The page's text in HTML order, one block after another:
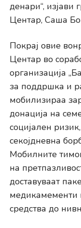
денари“,
Центар, Саша
Покрај овие
Центар во
организација
за поддршка и
мобилизираа
донација на
социјален
секојдневна
Мобилните
на
доставуваат
медикамементи
средства до